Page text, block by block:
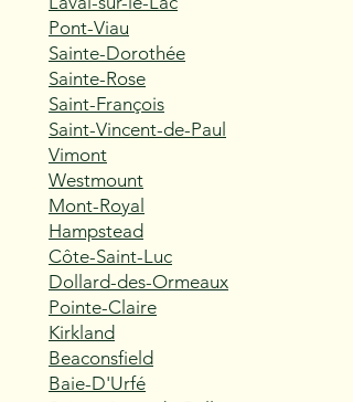
Pont-Viau
Sainte-Dorothée
Sainte-Rose
Saint-François
Saint-Vincent-de-Paul
Vimont
Westmount
Mont-Royal
Hampstead
Côte-Saint-Luc
Dollard-des-Ormeaux
Pointe-Claire
Kirkland
Beaconsfield
Baie-D'Urfé